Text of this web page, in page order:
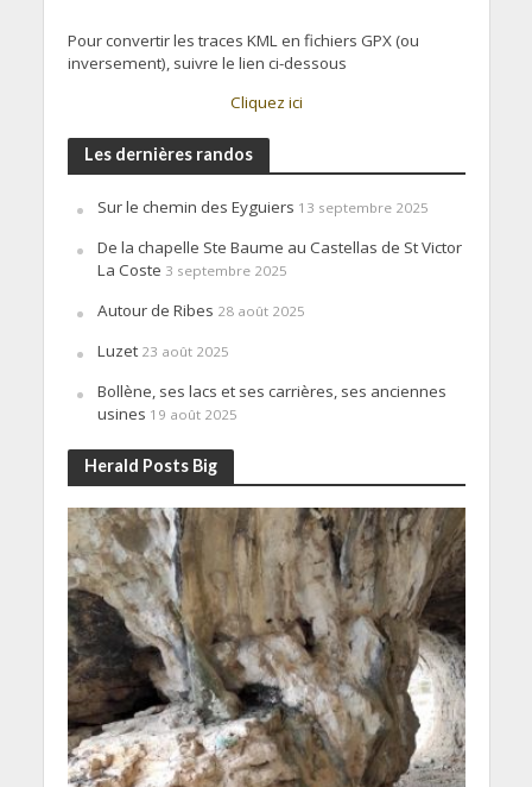
Pour convertir les traces KML en fichiers GPX (ou
inversement), suivre le lien ci-dessous
Cliquez ici
Les dernières randos
Sur le chemin des Eyguiers 13 septembre 2025
De la chapelle Ste Baume au Castellas de St Victor
La Coste 3 septembre 2025
Autour de Ribes 28 août 2025
Luzet 23 août 2025
Bollène, ses lacs et ses carrières, ses anciennes
usines 19 août 2025
Herald Posts Big